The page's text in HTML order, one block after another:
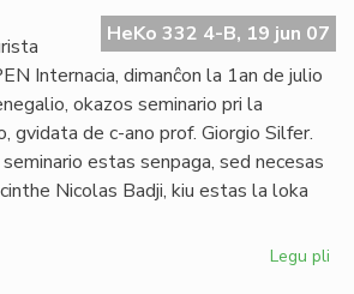
la
HeKo 332 4-B, 19 jun 07
Internacia, dimanĉon la 1an de julio
okazos seminario pri la
gvidata de c-ano prof. Giorgio Silfer.
estas senpaga, sed necesas
Nicolas Badji, kiu estas la loka
Legu pli